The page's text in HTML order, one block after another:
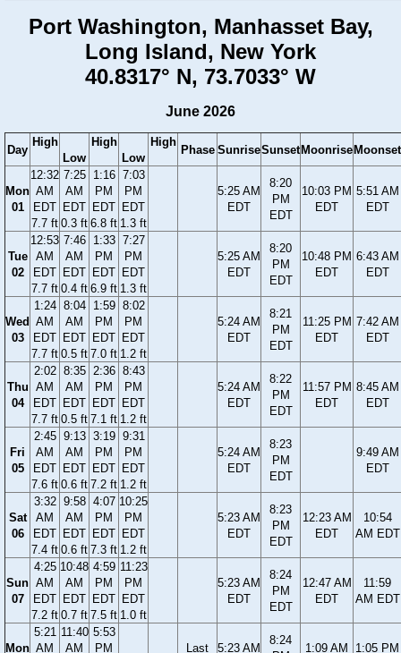
Port Washington, Manhasset Bay,
Long Island, New York
40.8317° N, 73.7033° W
June 2026
Day
High
Low
High
Low
High
Phase SunriseSunsetMoonriseMoonset
Mon
01
12:32
AM
EDT
7.7 ft
7:25
AM
EDT
0.3 ft
1:16
PM
EDT
6.8 ft
7:03
PM
EDT
1.3 ft
5:25 AM
EDT
8:20
PM
EDT
10:03 PM
EDT
5:51 AM
EDT
Tue
02
12:53
AM
EDT
7.7 ft
7:46
AM
EDT
0.4 ft
1:33
PM
EDT
6.9 ft
7:27
PM
EDT
1.3 ft
5:25 AM
EDT
8:20
PM
EDT
10:48 PM
EDT
6:43 AM
EDT
Wed
03
1:24
AM
EDT
7.7 ft
8:04
AM
EDT
0.5 ft
1:59
PM
EDT
7.0 ft
8:02
PM
EDT
1.2 ft
5:24 AM
EDT
8:21
PM
EDT
11:25 PM
EDT
7:42 AM
EDT
Thu
04
2:02
AM
EDT
7.7 ft
8:35
AM
EDT
0.5 ft
2:36
PM
EDT
7.1 ft
8:43
PM
EDT
1.2 ft
5:24 AM
EDT
8:22
PM
EDT
11:57 PM
EDT
8:45 AM
EDT
Fri
05
2:45
AM
EDT
7.6 ft
9:13
AM
EDT
0.6 ft
3:19
PM
EDT
7.2 ft
9:31
PM
EDT
1.2 ft
5:24 AM
EDT
8:23
PM
EDT
9:49 AM
EDT
Sat
06
3:32
AM
EDT
7.4 ft
9:58
AM
EDT
0.6 ft
4:07
PM
EDT
7.3 ft
10:25
PM
EDT
1.2 ft
5:23 AM
EDT
8:23
PM
EDT
12:23 AM
EDT
10:54
AM EDT
Sun
07
4:25
AM
EDT
7.2 ft
10:48
AM
EDT
0.7 ft
4:59
PM
EDT
7.5 ft
11:23
PM
EDT
1.0 ft
5:23 AM
EDT
8:24
PM
EDT
12:47 AM
EDT
11:59
AM EDT
Mon
5:21
AM
11:40
AM
5:53
PM
Last 5:23 AM
8:24
1:09 AM 1:05 PM